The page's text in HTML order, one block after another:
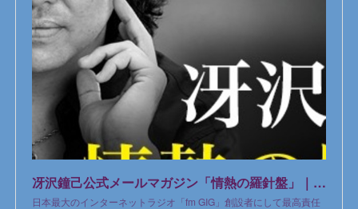
冴沢鐘己公式メールマガジン「情熱の羅針盤」｜冴沢鐘己｜note
日本最大のインターネットラジオ「fm GIG」創設者にして最高責任